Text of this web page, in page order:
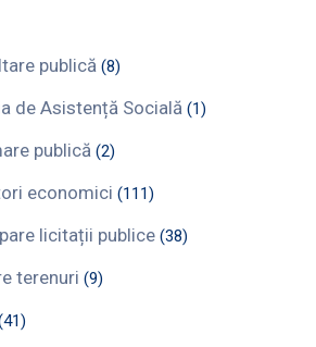
publică (8)
de Asistență Socială (1)
publică (2)
economici (111)
licitații publice (38)
terenuri (9)